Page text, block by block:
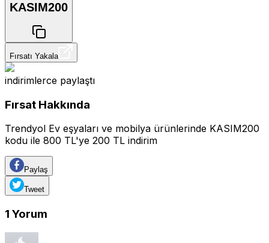
KASIM200
Fırsatı Yakala
indirimlerce paylaştı
Fırsat Hakkında
Trendyol Ev eşyaları ve mobilya ürünlerinde KASIM200
kodu ile 800 TL'ye 200 TL indirim
Paylaş
Tweet
1 Yorum